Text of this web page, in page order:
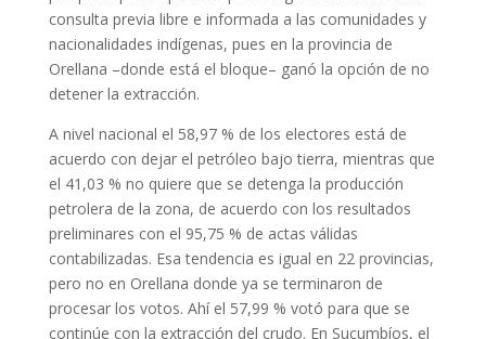
consulta previa libre e informada a las comunidades y
nacionalidades indígenas, pues en la provincia de
Orellana –donde está el bloque– ganó la opción de no
detener la extracción.
A nivel nacional el 58,97 % de los electores está de
acuerdo con dejar el petróleo bajo tierra, mientras que
el 41,03 % no quiere que se detenga la producción
petrolera de la zona, de acuerdo con los resultados
preliminares con el 95,75 % de actas válidas
contabilizadas. Esa tendencia es igual en 22 provincias,
pero no en Orellana donde ya se terminaron de
procesar los votos. Ahí el 57,99 % votó para que se
continúe con la extracción del crudo. En Sucumbíos, el